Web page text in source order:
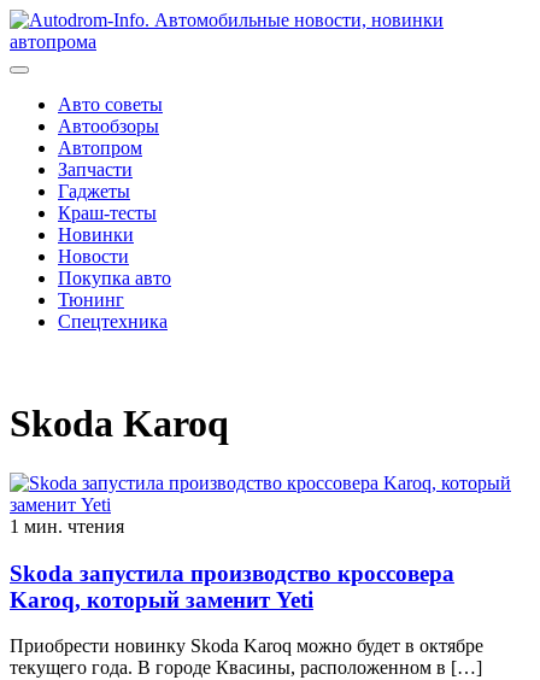
Перейти
к
содержимому
Авто советы
Автообзоры
Автопром
Запчасти
Гаджеты
Краш-тесты
Новинки
Новости
Покупка авто
Тюнинг
Спецтехника
Skoda Karoq
1 мин. чтения
Skoda запустила производство кроссовера
Karoq, который заменит Yeti
Приобрести новинку Skoda Karoq можно будет в октябре
текущего года. В городе Квасины, расположенном в […]